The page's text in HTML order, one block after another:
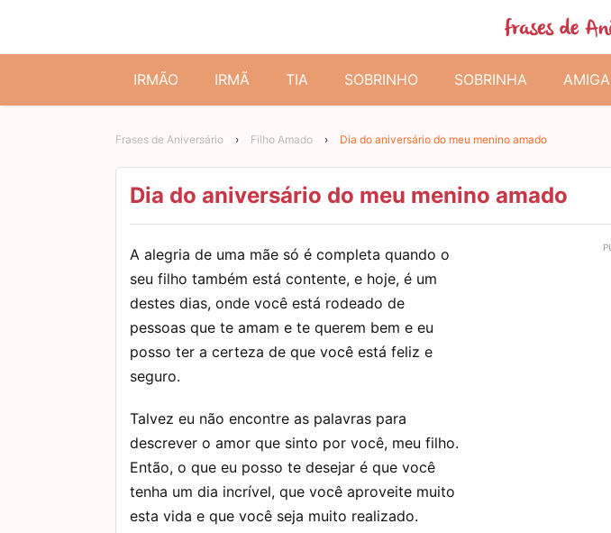
IRMÃO IRMÃ TIA SOBRINHO SOBRINHA AMIGA
Frases de Aniversário › Filho Amado › Dia do aniversário do meu menino amado
Dia do aniversário do meu menino amado
A alegria de uma mãe só é completa quando o
seu filho também está contente, e hoje, é um
destes dias, onde você está rodeado de
pessoas que te amam e te querem bem e eu
posso ter a certeza de que você está feliz e
seguro.
Talvez eu não encontre as palavras para
descrever o amor que sinto por você, meu filho.
Então, o que eu posso te desejar é que você
tenha um dia incrível, que você aproveite muito
esta vida e que você seja muito realizado.